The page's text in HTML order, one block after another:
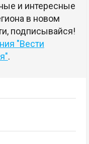
и интересные
в новом
подписывайся!
"Вести
.